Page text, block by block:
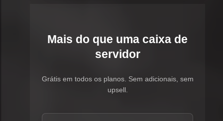
Mais do que uma caixa de
servidor
Grátis em todos os planos. Sem adicionais, sem
upsell.